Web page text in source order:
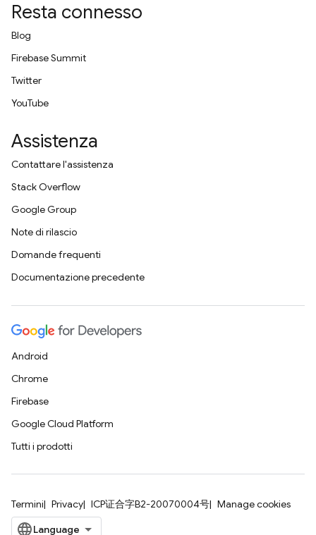
Resta connesso
Blog
Firebase Summit
Twitter
YouTube
Assistenza
Contattare l'assistenza
Stack Overflow
Google Group
Note di rilascio
Domande frequenti
Documentazione precedente
Android
Chrome
Firebase
Google Cloud Platform
Tutti i prodotti
Termini Privacy ICP证合字B2-20070004号 Manage cookies